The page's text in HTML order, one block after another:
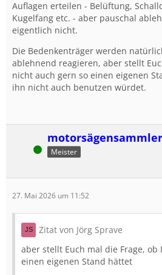
Auflagen erteilen - Belüftung,
Kugelfang etc. - aber pauschal
eigentlich nicht.
Die Bedenkenträger werden
ablehnend reagieren, aber stellt
nicht auch gern so einen eigenen
ihn nicht auch benutzen würdet.
Online
motorsägensammler
Meister
27. Mai 2026 um 11:52
Zitat von Jörg Sprave
aber stellt Euch mal die Frage, ob
einen eigenen Stand hättet